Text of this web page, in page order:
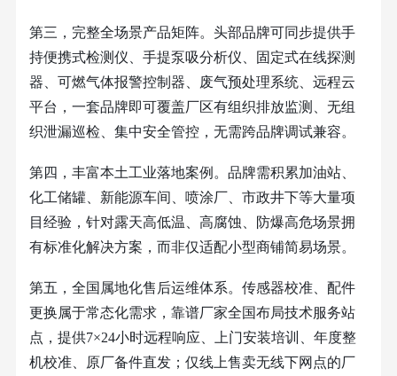
第三，完整全场景产品矩阵。头部品牌可同步提供手
持便携式检测仪、手提泵吸分析仪、固定式在线探测
器、可燃气体报警控制器、废气预处理系统、远程云
平台，一套品牌即可覆盖厂区有组织排放监测、无组
织泄漏巡检、集中安全管控，无需跨品牌调试兼容。
第四，丰富本土工业落地案例。品牌需积累加油站、
化工储罐、新能源车间、喷涂厂、市政井下等大量项
目经验，针对露天高低温、高腐蚀、防爆高危场景拥
有标准化解决方案，而非仅适配小型商铺简易场景。
第五，全国属地化售后运维体系。传感器校准、配件
更换属于常态化需求，靠谱厂家全国布局技术服务站
点，提供7×24小时远程响应、上门安装培训、年度整
机校准、原厂备件直发；仅线上售卖无线下网点的厂